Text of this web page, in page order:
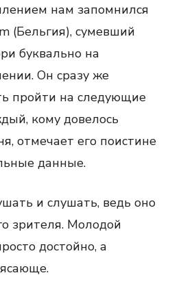
нам запомнился
(Бельгия), сумевший
буквально на
Он сразу же
пройти на следующие
кому довелось
отмечает его поистине
данные.
и слушать, ведь оно
зрителя. Молодой
достойно, а